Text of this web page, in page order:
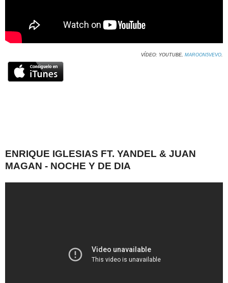
VÍDEO: YOUTUBE, MAROON5VEVO
ENRIQUE IGLESIAS FT. YANDEL & JUAN
MAGAN - NOCHE Y DE DIA